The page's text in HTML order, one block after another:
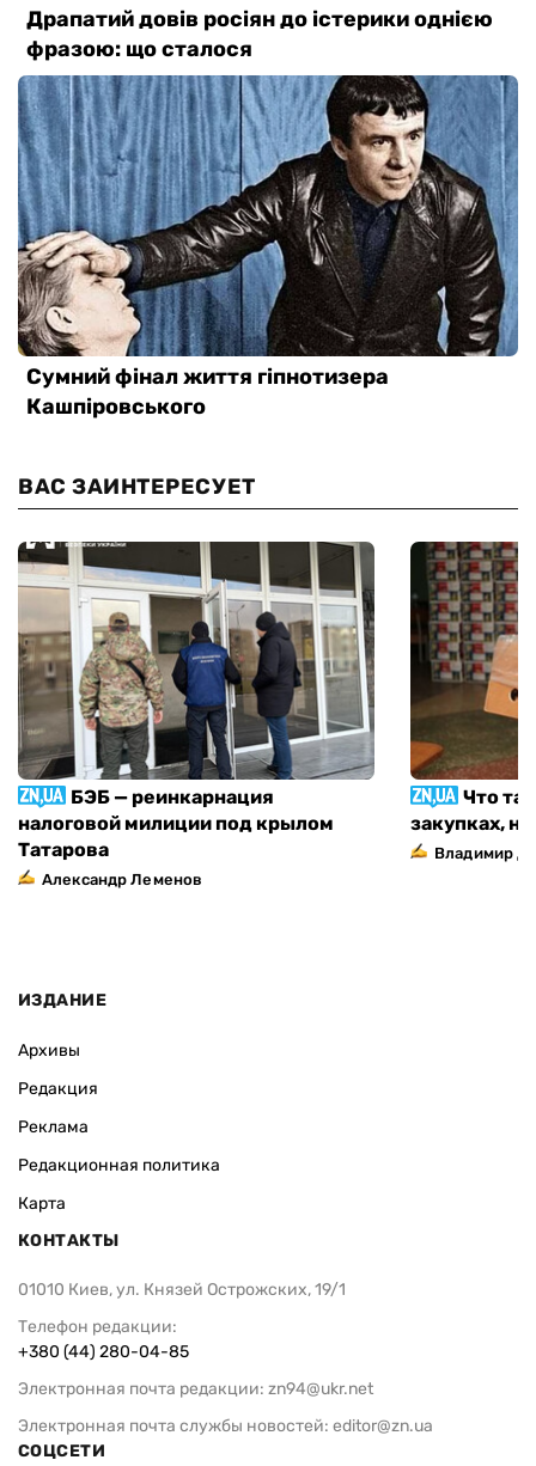
ВАС ЗАИНТЕРЕСУЕТ
БЭБ — реинкарнация
налоговой милиции под крылом
Татарова
Александр Леменов
Что
закупках,
Владимир
ИЗДАНИЕ
Архивы
Редакция
Реклама
Редакционная политика
Карта
КОНТАКТЫ
01010 Киев, ул. Князей Острожских, 19/1
Телефон редакции:
+380 (44) 280-04-85
Электронная почта редакции: zn94@ukr.net
Электронная почта службы новостей: editor@zn.ua
СОЦСЕТИ